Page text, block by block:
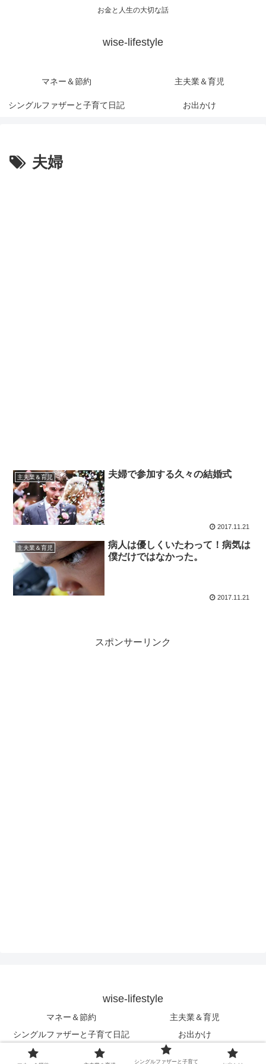
お金と人生の大切な話
wise-lifestyle
マネー＆節約 主夫業＆育児
シングルファザーと子育て日記 お出かけ
夫婦
主夫業＆育児 夫婦で参加する久々の結婚式
2017.11.21
主夫業＆育児
病人は優しくいたわって！病気は
僕だけではなかった。
2017.11.21
スポンサーリンク
wise-lifestyle
マネー＆節約
主夫業＆育児
シングルファザーと子育て日記
お出かけ
© 2017 wise-lifestyle.
シングルファザーと子育て